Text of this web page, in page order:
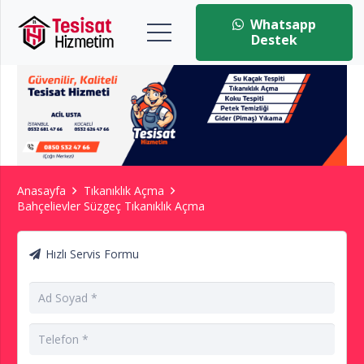
Whatsapp
Destek
Anasayfa
Tıkanıklık Açma
Bahçelievler Süzgeç Tıkanıklık Açma
Hızlı Servis Formu